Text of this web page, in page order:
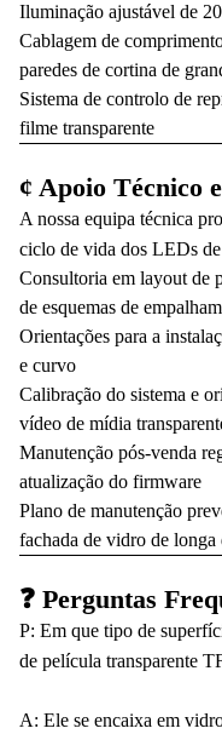
Iluminação ajustável de
Cablagem de
paredes de cortina de
Sistema de controlo de
filme transparente
¢ Apoio Técnico
A nossa equipa técnica
ciclo de vida dos LEDs
Consultoria em layout de
de esquemas de
Orientações para a
e curvo
Calibração do sistema e
vídeo de mídia
Manutenção pós-venda
atualização do firmware
Plano de manutenção
fachada de vidro de longa
❓ Perguntas
P: Em que tipo de
de película transparente
A: Ele se encaixa em